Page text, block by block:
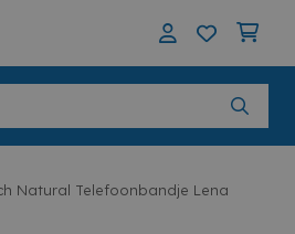
Natural Telefoonbandje Lena